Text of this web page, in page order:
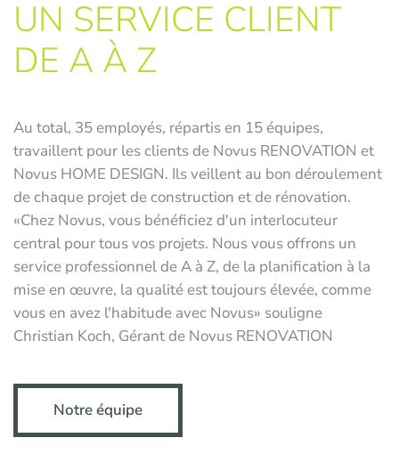
UN SERVICE CLIENT
DE A À Z
Au total, 35 employés, répartis en 15 équipes,
travaillent pour les clients de Novus RENOVATION et
Novus HOME DESIGN. Ils veillent au bon déroulement
de chaque projet de construction et de rénovation.
«Chez Novus, vous bénéficiez d'un interlocuteur
central pour tous vos projets. Nous vous offrons un
service professionnel de A à Z, de la planification à la
mise en œuvre, la qualité est toujours élevée, comme
vous en avez l'habitude avec Novus» souligne
Christian Koch, Gérant de Novus RENOVATION
Notre équipe